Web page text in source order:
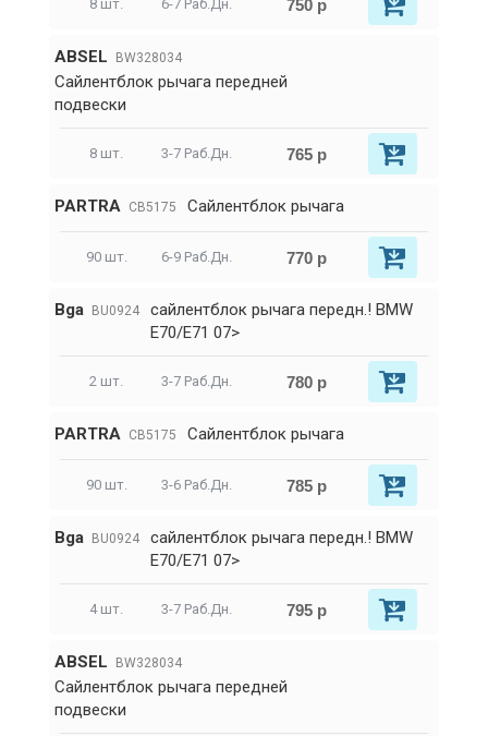
8 шт. 6-7 Раб.Дн. 750 р
ABSEL BW328034
Сайлентблок рычага передней
подвески
8 шт. 3-7 Раб.Дн. 765 р
PARTRA CB5175 Сайлентблок рычага
90 шт. 6-9 Раб.Дн. 770 р
Bga BU0924
сайлентблок рычага передн.! BMW
E70/E71 07>
2 шт. 3-7 Раб.Дн. 780 р
PARTRA CB5175 Сайлентблок рычага
90 шт. 3-6 Раб.Дн. 785 р
Bga BU0924
сайлентблок рычага передн.! BMW
E70/E71 07>
4 шт. 3-7 Раб.Дн. 795 р
ABSEL BW328034
Сайлентблок рычага передней
подвески